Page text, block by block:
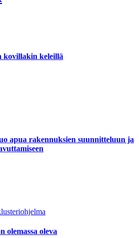
kovillakin keleillä
apua rakennuksien suunnitteluun ja
olemassa oleva